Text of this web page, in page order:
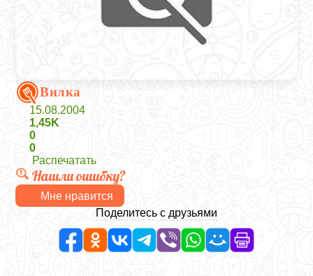
Вилка
15.08.2004
1,45K
0
0
Распечатать
Нашли ошибку?
Мне нравится
Поделитесь с друзьями